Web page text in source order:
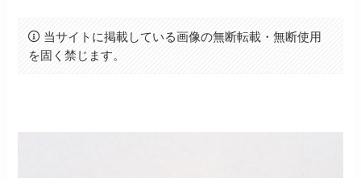
当サイトに掲載している画像の無断転載・無断使用
を固く禁じます。